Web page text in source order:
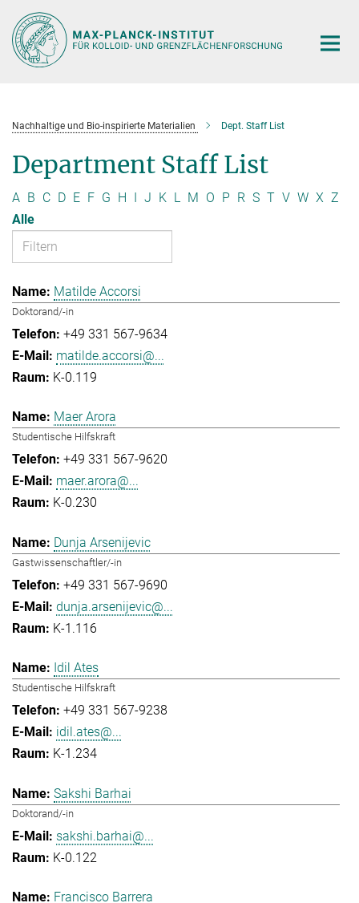
Hauptinhalt
Nachhaltige und Bio-inspirierte Materialien Dept. Staff List
Department Staff List
A B C D E F G H I J K L M O P R S T V W X Z
Alle
Matilde Accorsi
Doktorand/-in
+49 331 567-9634
matilde.accorsi@...
K-0.119
Maer Arora
Studentische Hilfskraft
+49 331 567-9620
maer.arora@...
K-0.230
Dunja Arsenijevic
Gastwissenschaftler/-in
+49 331 567-9690
dunja.arsenijevic@...
K-1.116
Idil Ates
Studentische Hilfskraft
+49 331 567-9238
idil.ates@...
K-1.234
Sakshi Barhai
Doktorand/-in
sakshi.barhai@...
K-0.122
Francisco Barrera